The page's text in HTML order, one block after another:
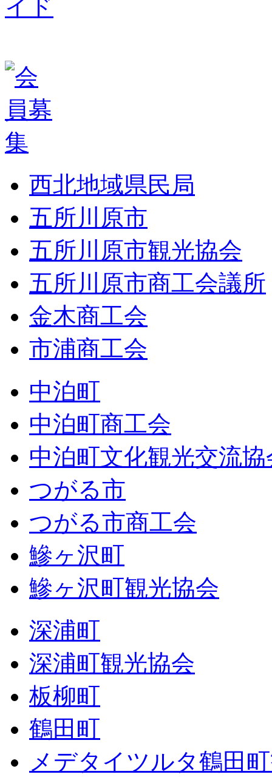
西北地域県民局
五所川原市
五所川原市観光協会
五所川原市商工会議所
金木商工会
市浦商工会
中泊町
中泊町商工会
中泊町文化観光交流協
つがる市
つがる市商工会
鰺ヶ沢町
鰺ヶ沢町観光協会
深浦町
深浦町観光協会
板柳町
鶴田町
メデタイツルタ鶴田